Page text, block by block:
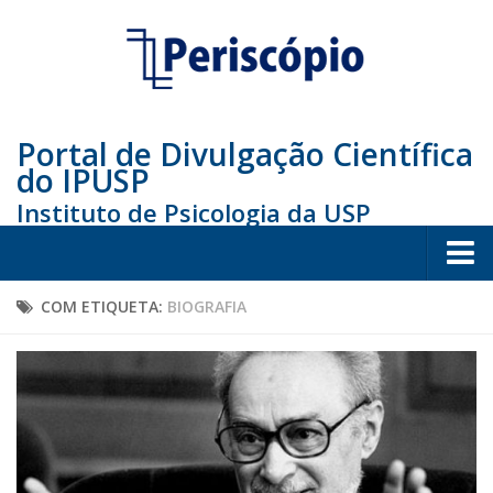
Portal de Divulgação Científica
do IPUSP
Instituto de Psicologia da USP
Home
Arte e Cultura
COM ETIQUETA: BIOGRAFIA